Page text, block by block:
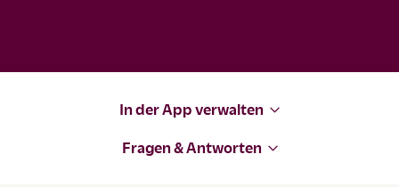
In der App verwalten
Fragen & Antworten